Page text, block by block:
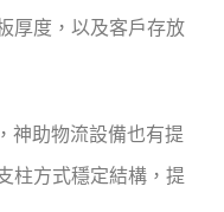
厚度，以及客戶存放
神助物流設備也有提
柱方式穩定結構，提